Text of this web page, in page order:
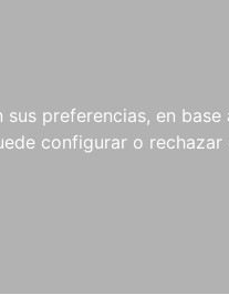
preferencias, en
configurar o
NOVEDADES